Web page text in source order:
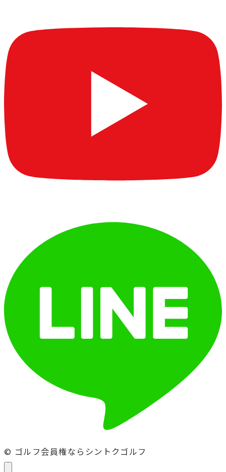
© ゴルフ会員権ならシントクゴルフ